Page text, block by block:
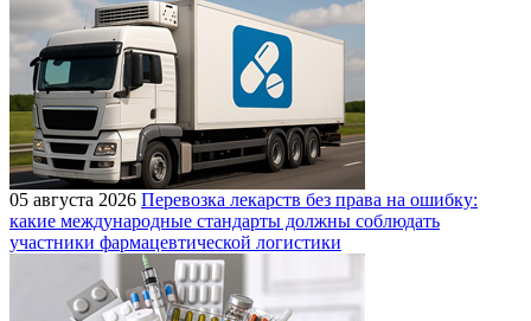
05 августа 2026 Перевозка лекарств без права на ошибку:
какие международные стандарты должны соблюдать
участники фармацевтической логистики